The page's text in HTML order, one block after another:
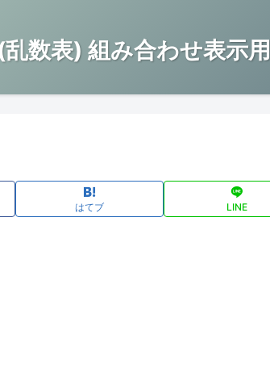
数表) 組み合わせ表示
はてブ LINE